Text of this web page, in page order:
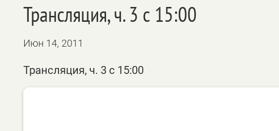
Трансляция, ч. 3 с 15:00
Июн 14, 2011
Трансляция, ч. 3 с 15:00